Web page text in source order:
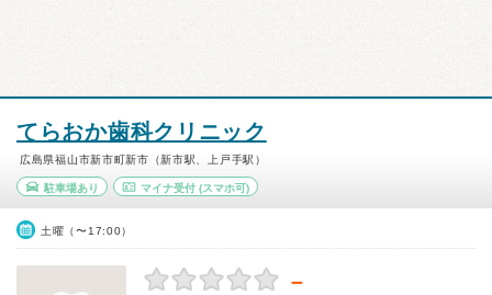
てらおか歯科クリニック
広島県福山市新市町新市（新市駅、上戸手駅）
駐車場あり マイナ受付(スマホ可)
土曜（〜17:00）
－